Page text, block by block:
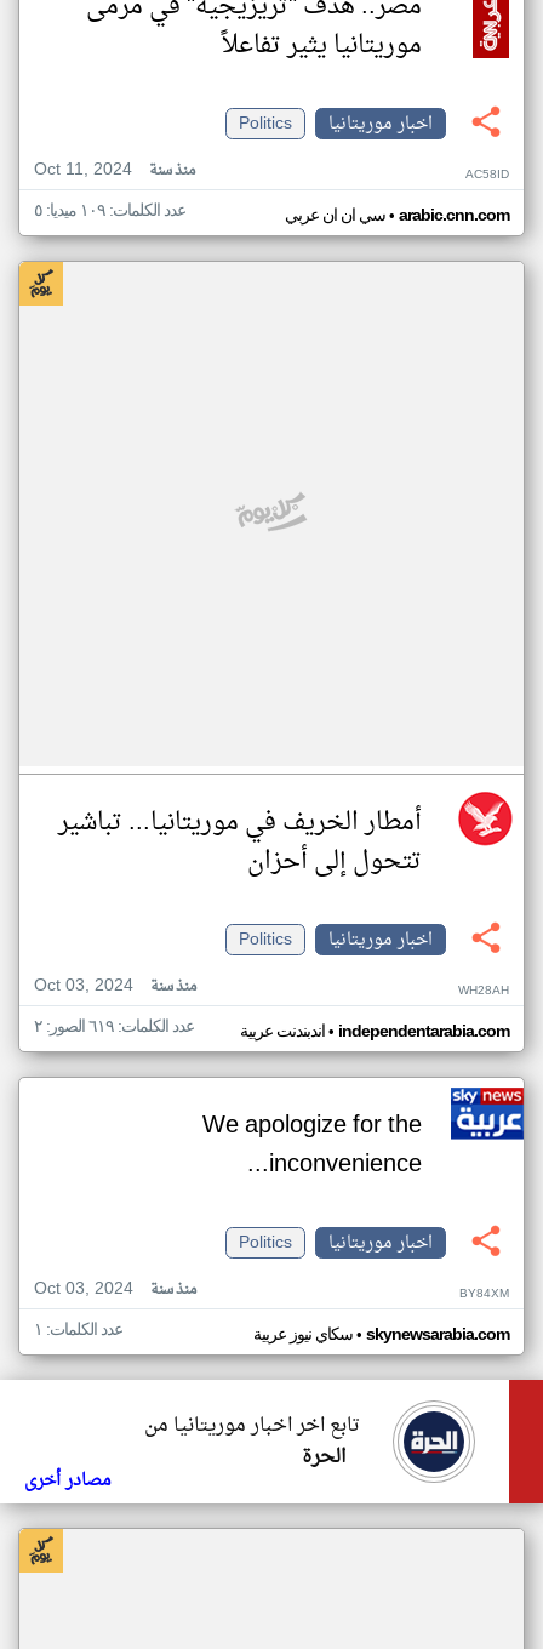
موريتانيا يثير تفاعلاً
اخبار موريتانيا
Politics
Oct 11, 2024
منذ سنة AC58ID
سي ان ان عربي• arabic.cnn.com عدد الكلمات: ١٠٩ ميديا: ٥
أمطار الخريف في موريتانيا... تباشير
تتحول إلى أحزان
اخبار موريتانيا
Politics
Oct 03, 2024
منذ سنة WH28AH
اندبندنت عربية• independentarabia.com عدد الكلمات: ٦١٩ الصور: ٢
We apologize for the
inconvenience...
اخبار موريتانيا
Politics
Oct 03, 2024
منذ سنة BY84XM
سكاي نيوز عربية• skynewsarabia.com عدد الكلمات: ١
تابع اخر اخبار موريتانيا من
الحرة
مصادر أخرى